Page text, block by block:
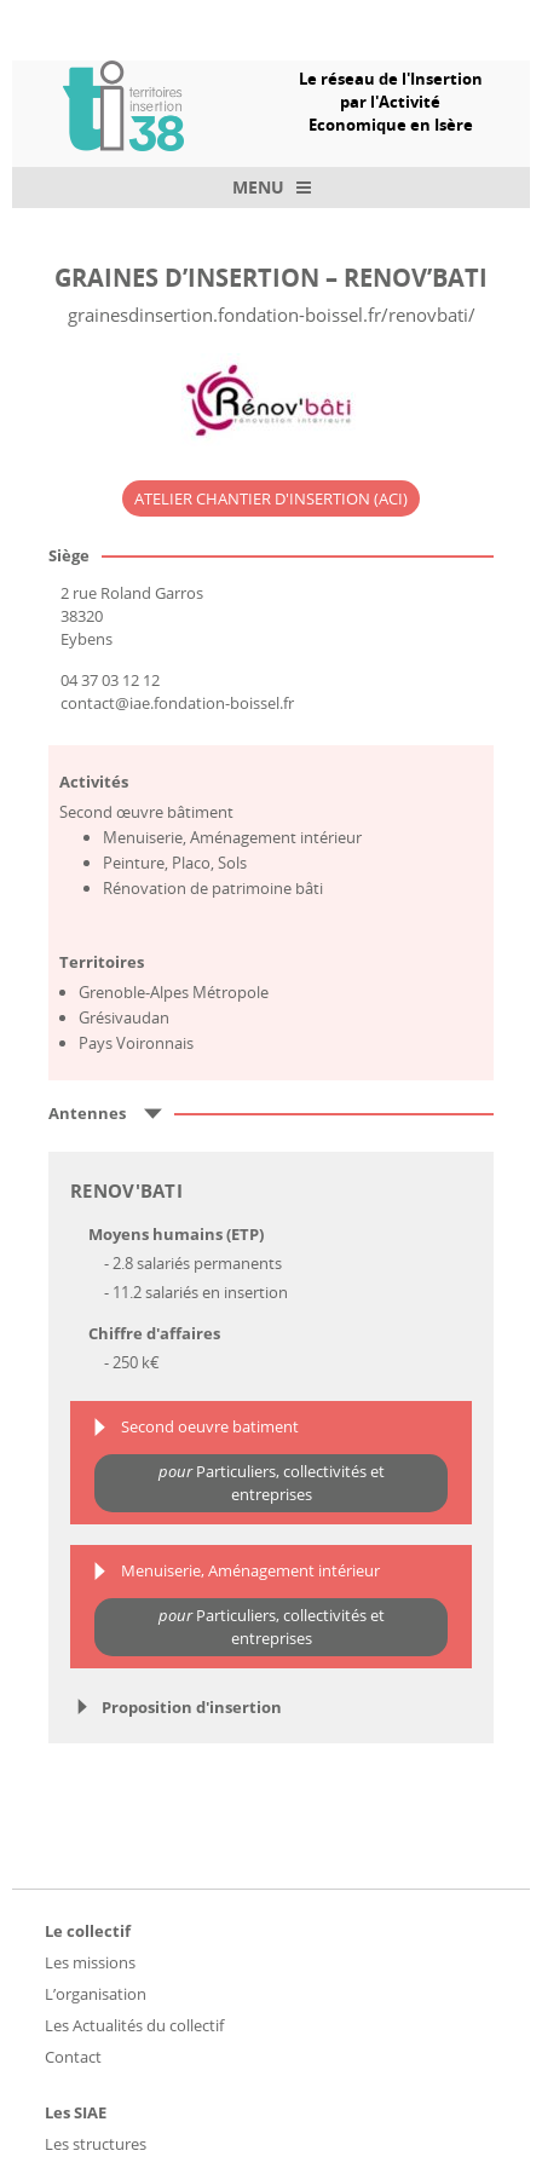
Le réseau de l'Insertion
par l'Activité
Economique en Isère
MENU
GRAINES D’INSERTION – RENOV’BATI
grainesdinsertion.fondation-boissel.fr/renovbati/
ATELIER CHANTIER D'INSERTION (ACI)
Siège
2 rue Roland Garros
38320
Eybens
04 37 03 12 12
contact@iae.fondation-boissel.fr
Activités
Second œuvre bâtiment
Menuiserie, Aménagement intérieur
Peinture, Placo, Sols
Rénovation de patrimoine bâti
Territoires
Grenoble-Alpes Métropole
Grésivaudan
Pays Voironnais
Antennes
RENOV'BATI
Moyens humains (ETP)
- 2.8 salariés permanents
- 11.2 salariés en insertion
Chiffre d'affaires
- 250 k€
Second oeuvre batiment
pourParticuliers, collectivités et
entreprises
Menuiserie, Aménagement intérieur
pourParticuliers, collectivités et
entreprises
Proposition d'insertion
Le collectif
Les missions
L’organisation
Les Actualités du collectif
Contact
Les SIAE
Les structures